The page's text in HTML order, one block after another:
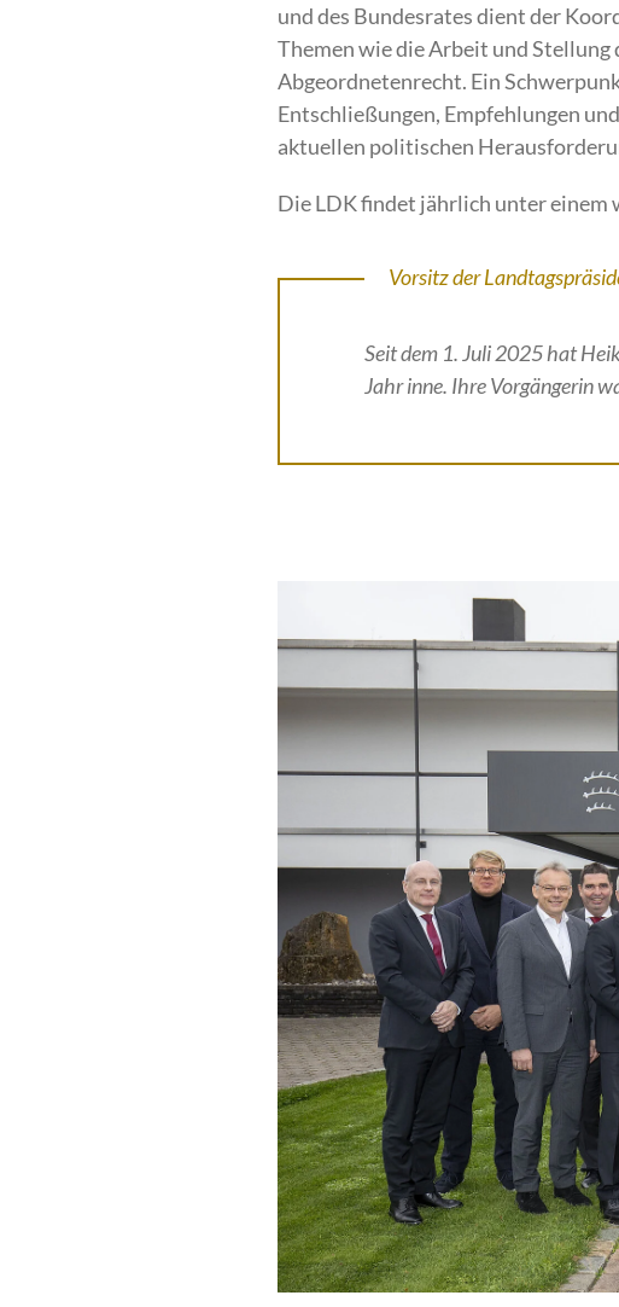
und des Bundesrates dient der
Themen wie die Arbeit und Stellung
Abgeordnetenrecht. Ein
Entschließungen, Empfehlungen
aktuellen politischen
Die LDK findet jährlich unter einem
Vorsitz der
Seit dem 1. Juli 2025 hat
Jahr inne. Ihre Vorgängerin